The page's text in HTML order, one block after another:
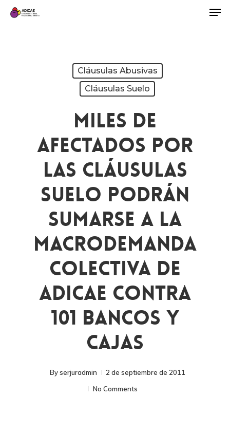
Cláusulas Abusivas
Cláusulas Suelo
Miles De
Afectados Por
Las Cláusulas
Suelo Podrán
Sumarse A La
Macrodemanda
Colectiva De
ADICAE Contra
101 Bancos Y
Cajas
Byserjuradmin
2 de septiembre de 2011
No Comments